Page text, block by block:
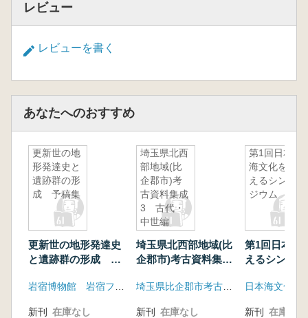
レビュー
レビューを書く
あなたへのおすすめ
更新世の地
形発達史と
遺跡群の形
成 予稿集
更新世の地形発達史
と遺跡群の形成 予
新刊 在庫なし
埼玉県北西
部地域(比
企郡市)考
古資料集成
3 古代・
中世編
埼玉県北西部地域(比
企郡市)考古資料集成
新刊 在庫なし
第1回日本
海文化を考
えるシンポ
ジウム
第1回日本海
えるシンポ
新刊 在庫なし